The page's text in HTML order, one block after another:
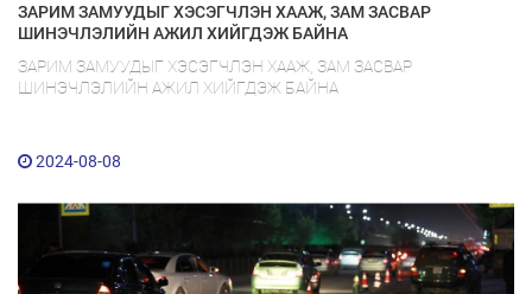
ЗАРИМ ЗАМУУДЫГ ХЭСЭГЧЛЭН ХААЖ, ЗАМ ЗАСВАР
ШИНЭЧЛЭЛИЙН АЖИЛ ХИЙГДЭЖ БАЙНА
ЗАРИМ ЗАМУУДЫГ ХЭСЭГЧЛЭН ХААЖ, ЗАМ ЗАСВАР
ШИНЭЧЛЭЛИЙН АЖИЛ ХИЙГДЭЖ БАЙНА
2024-08-08